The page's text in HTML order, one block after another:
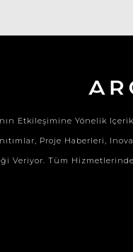
Etkileşimine Yönelik
Proje Haberleri,
Tüm Hizmetlerinde